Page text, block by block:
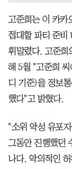
고준희는 이 카카
접대할 파티 준비
휘말렸다. 고준희
해 5월 "고준희 씨
디 기준)을 정보
했다"고 밝혔다.
"소위 악성 유포
그동안 진행했던
나다. 악의적인